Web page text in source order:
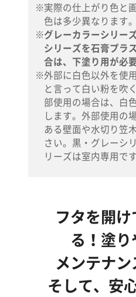
実際の仕上がり色と
色は多少異なります。
グレーカラーシリー
シリーズを石膏プラ
合は、下塗り用が必
外部に白色以外を使
と言って白い粉を吹
部使用の場合は、白
します。外部使用の
ある壁面や水切り笠
さい。黒・グレーシ
リーズは室内専用です
フタを開
る！塗り
メンテナン
そして、安